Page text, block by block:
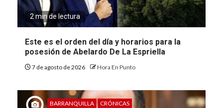
2 min de lectura
Este es el orden del día y horarios para la
posesión de Abelardo De La Espriella
7 de agosto de 2026 Hora En Punto
BARRANQUILLA CRÓNICAS